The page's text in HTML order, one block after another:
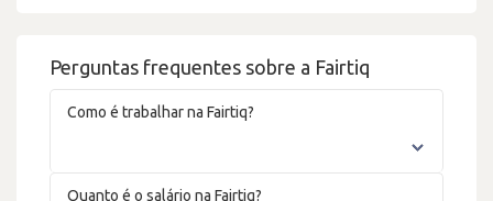
Perguntas frequentes sobre a Fairtiq
Como é trabalhar na Fairtiq?
Quanto é o salário na Fairtiq?